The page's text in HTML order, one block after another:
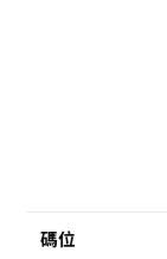
碼位